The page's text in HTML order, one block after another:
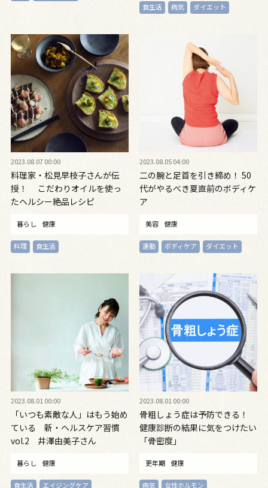
食生活 病気 ダイエット
2023.08.07 00:00
料理家・松見早枝子さんが伝
授！ こだわりオイルを使っ
たヘルシー絶品レシピ
暮らし 健康
料理 食生活
2023.08.05 04:00
二の腕と足首を引き締め！ 50
代がやるべき夏直前のボディケ
ア
美容 健康
運動 ボディケア ダイエット
2023.08.01 00:00
「いつも素敵な人」はもう始め
ている 新・ヘルスケア習慣
vol.2 井澤由美子さん
暮らし 健康
食生活 エイジングケア
2023.08.01 00:00
骨粗しょう症は予防できる！
健康診断の結果に気をつけたい
「骨密度」
更年期 健康
病気 女性ホルモン